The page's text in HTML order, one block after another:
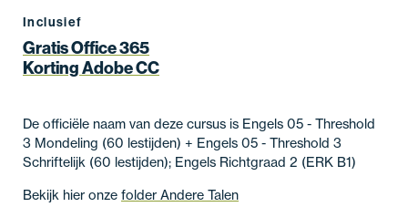
Inclusief
Gratis Office 365
Korting Adobe CC
De officiële naam van deze cursus is Engels 05 - Threshold
3 Mondeling (60 lestijden) + Engels 05 - Threshold 3
Schriftelijk (60 lestijden); Engels Richtgraad 2 (ERK B1)
Bekijk hier onze folder Andere Talen